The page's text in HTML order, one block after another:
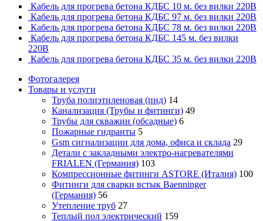
Кабель для прогрева бетона КДБС 10 м. без вилки 220В
Кабель для прогрева бетона КДБС 97 м. без вилки 220В
Кабель для прогрева бетона КДБС 78 м. без вилки 220В
Кабель для прогрева бетона КДБС 145 м. без вилки
220В
Кабель для прогрева бетона КДБС 35 м. без вилки 220В
Фотогалерея
Товары и услуги
Труба полиэтиленовая (пнд) 14
Канализация (Трубы и фитинги) 49
Трубы для скважин (обсадные) 6
Пожарные гидранты 5
Gsm сигнализации для дома, офиса и склада 29
Детали с закладными электро-нагревателями
FRIALEN (Германия) 103
Компрессионные фитинги ASTORE (Италия) 100
Фитинги для сварки встык Baenninger
(Германия) 56
Утепление труб 27
Теплый пол электрический 159